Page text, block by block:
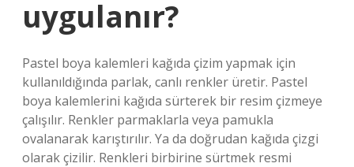
uygulanır?
Pastel boya kalemleri kağıda çizim yapmak için
kullanıldığında parlak, canlı renkler üretir. Pastel
boya kalemlerini kağıda sürterek bir resim çizmeye
çalışılır. Renkler parmaklarla veya pamukla
ovalanarak karıştırılır. Ya da doğrudan kağıda çizgi
olarak çizilir. Renkleri birbirine sürtmek resmi